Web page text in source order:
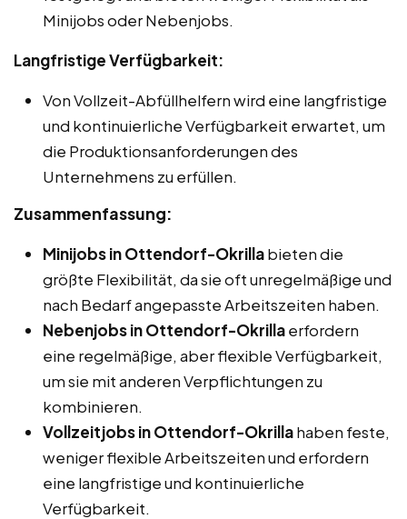
Minijobs oder Nebenjobs.
Langfristige Verfügbarkeit:
Von Vollzeit-Abfüllhelfern wird eine langfristige
und kontinuierliche Verfügbarkeit erwartet, um
die Produktionsanforderungen des
Unternehmens zu erfüllen.
Zusammenfassung:
Minijobs in Ottendorf-Okrillabieten die
größte Flexibilität, da sie oft unregelmäßige und
nach Bedarf angepasste Arbeitszeiten haben.
Nebenjobs in Ottendorf-Okrillaerfordern
eine regelmäßige, aber flexible Verfügbarkeit,
um sie mit anderen Verpflichtungen zu
kombinieren.
Vollzeitjobs in Ottendorf-Okrillahaben feste,
weniger flexible Arbeitszeiten und erfordern
eine langfristige und kontinuierliche
Verfügbarkeit.